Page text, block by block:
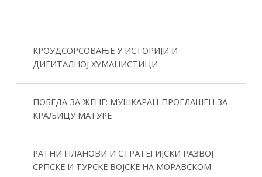
КРОУДСОРСОВАЊЕ У ИСТОРИЈИ И
ДИГИТАЛНОЈ ХУМАНИСТИЦИ
ПОБЕДА ЗА ЖЕНЕ: МУШКАРАЦ ПРОГЛАШЕН ЗА
КРАЉИЦУ МАТУРЕ
РАТНИ ПЛАНОВИ И СТРАТЕГИЈСКИ РАЗВОЈ
СРПСКЕ И ТУРСКЕ ВОЈСКЕ НА МОРАВСКОМ